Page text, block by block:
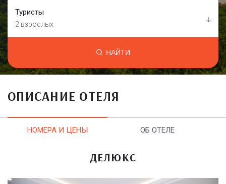
Туристы
2 взрослых
НАЙТИ
ОПИСАНИЕ ОТЕЛЯ
НОМЕРА И ЦЕНЫ ОБ ОТЕЛЕ
ДЕЛЮКС